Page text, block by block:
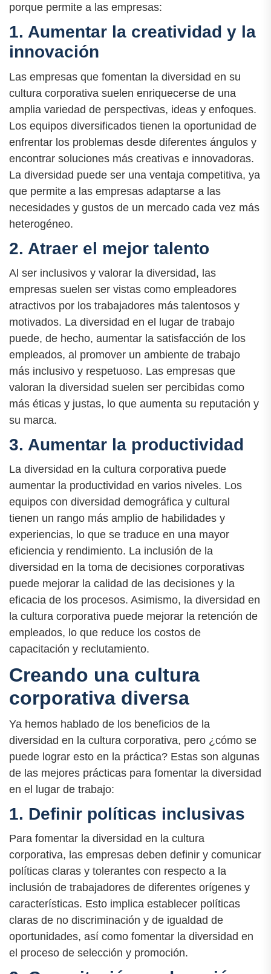
porque permite a las empresas:
1. Aumentar la creatividad y la
innovación
Las empresas que fomentan la diversidad en su
cultura corporativa suelen enriquecerse de una
amplia variedad de perspectivas, ideas y enfoques.
Los equipos diversificados tienen la oportunidad de
enfrentar los problemas desde diferentes ángulos y
encontrar soluciones más creativas e innovadoras.
La diversidad puede ser una ventaja competitiva, ya
que permite a las empresas adaptarse a las
necesidades y gustos de un mercado cada vez más
heterogéneo.
2. Atraer el mejor talento
Al ser inclusivos y valorar la diversidad, las
empresas suelen ser vistas como empleadores
atractivos por los trabajadores más talentosos y
motivados. La diversidad en el lugar de trabajo
puede, de hecho, aumentar la satisfacción de los
empleados, al promover un ambiente de trabajo
más inclusivo y respetuoso. Las empresas que
valoran la diversidad suelen ser percibidas como
más éticas y justas, lo que aumenta su reputación y
su marca.
3. Aumentar la productividad
La diversidad en la cultura corporativa puede
aumentar la productividad en varios niveles. Los
equipos con diversidad demográfica y cultural
tienen un rango más amplio de habilidades y
experiencias, lo que se traduce en una mayor
eficiencia y rendimiento. La inclusión de la
diversidad en la toma de decisiones corporativas
puede mejorar la calidad de las decisiones y la
eficacia de los procesos. Asimismo, la diversidad en
la cultura corporativa puede mejorar la retención de
empleados, lo que reduce los costos de
capacitación y reclutamiento.
Creando una cultura
corporativa diversa
Ya hemos hablado de los beneficios de la
diversidad en la cultura corporativa, pero ¿cómo se
puede lograr esto en la práctica? Estas son algunas
de las mejores prácticas para fomentar la diversidad
en el lugar de trabajo:
1. Definir políticas inclusivas
Para fomentar la diversidad en la cultura
corporativa, las empresas deben definir y comunicar
políticas claras y tolerantes con respecto a la
inclusión de trabajadores de diferentes orígenes y
características. Esto implica establecer políticas
claras de no discriminación y de igualdad de
oportunidades, así como fomentar la diversidad en
el proceso de selección y promoción.